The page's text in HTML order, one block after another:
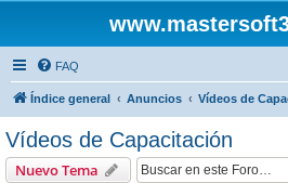
FAQ
Índice general Anuncios Vídeos de
Vídeos de Capacitación
Nuevo Tema